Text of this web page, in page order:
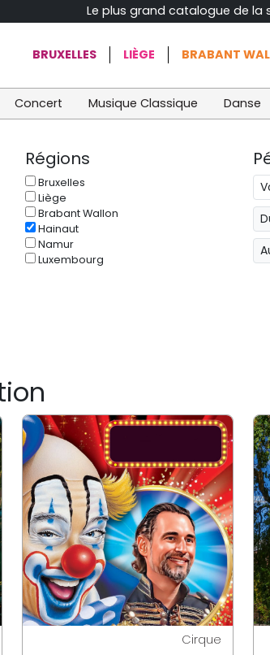
Le plus grand catalogue de la
BRUXELLES LIÈGE BRABANT
Concert Musique Classique Danse
Régions
Bruxelles
Liège
Brabant Wallon
Hainaut
Namur
Luxembourg
Cirque